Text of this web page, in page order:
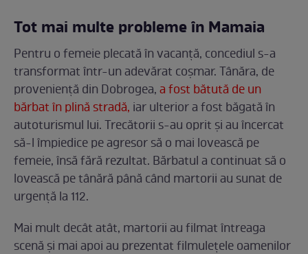
Tot mai multe probleme în Mamaia
Pentru o femeie plecată în vacanță, concediul s-a
transformat într-un adevărat coșmar. Tânăra, de
proveniență din Dobrogea,a fost bătută de un
bărbat în plină stradă, iar ulterior a fost băgată în
autoturismul lui. Trecătorii s-au oprit și au încercat
să-l împiedice pe agresor să o mai lovească pe
femeie, însă fără rezultat. Bărbatul a continuat să o
lovească pe tânără până când martorii au sunat de
urgență la 112.
Mai mult decât atât, martorii au filmat întreaga
scenă și mai apoi au prezentat filmulețele oamenilor